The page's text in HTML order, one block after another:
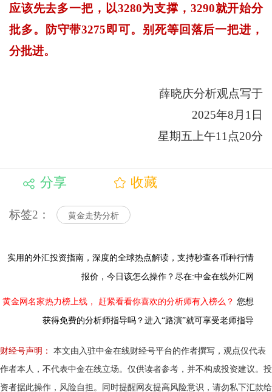
应该先去多一把，以3280为支撑， 3290就开始分
批多。防守带3275即可。别死等回落后一把进，
分批进。
薛晓庆分析观点写于
2025年8月1日
星期五上午11点20分
分享 收藏
标签2： 黄金走势分析
实用的外汇投资指南， 深度的全球热点解读， 支持秒查各币种行情
报价，今日该怎么操作？尽在:中金在线外汇网
黄金网名家热力榜上线， 赶紧看看你喜欢的分析师有入榜么？ 您想
获得免费的分析师指导吗？进入“路演”就可享受老师指导
财经号声明：
本文由入驻中金在线财经号平台的作者撰写，观点仅代表
作者本人，不代表中金在线立场。仅供读者参考，并不构成投资建议。投
资者据此操作，风险自担。同时提醒网友提高风险意识，请勿私下汇款给